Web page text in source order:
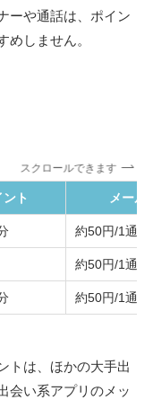
ーや通話は、ポイン
めしません。
スクロールできます
ト メール
約50円/1通
約50円/1通
約50円/1通
トは、ほかの大手出
会い系アプリのメッ